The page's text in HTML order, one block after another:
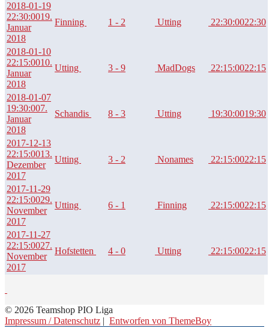
2018-01-19
22:30:0019.
Januar
2018
Finning 1 - 2 Utting 22:30:0022:30
2018-01-10
22:15:0010.
Januar
2018
Utting 3 - 9 MadDogs 22:15:0022:15
2018-01-07
19:30:007.
Januar
2018
Schandis 8 - 3 Utting 19:30:0019:30
2017-12-13
22:15:0013.
Dezember
2017
Utting 3 - 2 Nonames 22:15:0022:15
2017-11-29
22:15:0029.
November
2017
Utting 6 - 1 Finning 22:15:0022:15
2017-11-27
22:15:0027.
November
2017
Hofstetten 4 - 0 Utting 22:15:0022:15
© 2026 Teamshop PIO Liga
Impressum / Datenschutz | Entworfen von ThemeBoy